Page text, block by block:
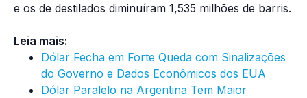
e os de destilados diminuíram 1,535 milhões de barris.
Leia mais:
Dólar Fecha em Forte Queda com Sinalizações
do Governo e Dados Econômicos dos EUA
Dólar Paralelo na Argentina Tem Maior